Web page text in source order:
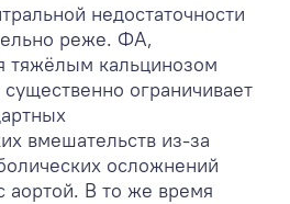
недостаточности
реже. ФА,
тяжёлым кальцинозом
ограничивает
вмешательств из-за
осложнений
аортой. В то же время